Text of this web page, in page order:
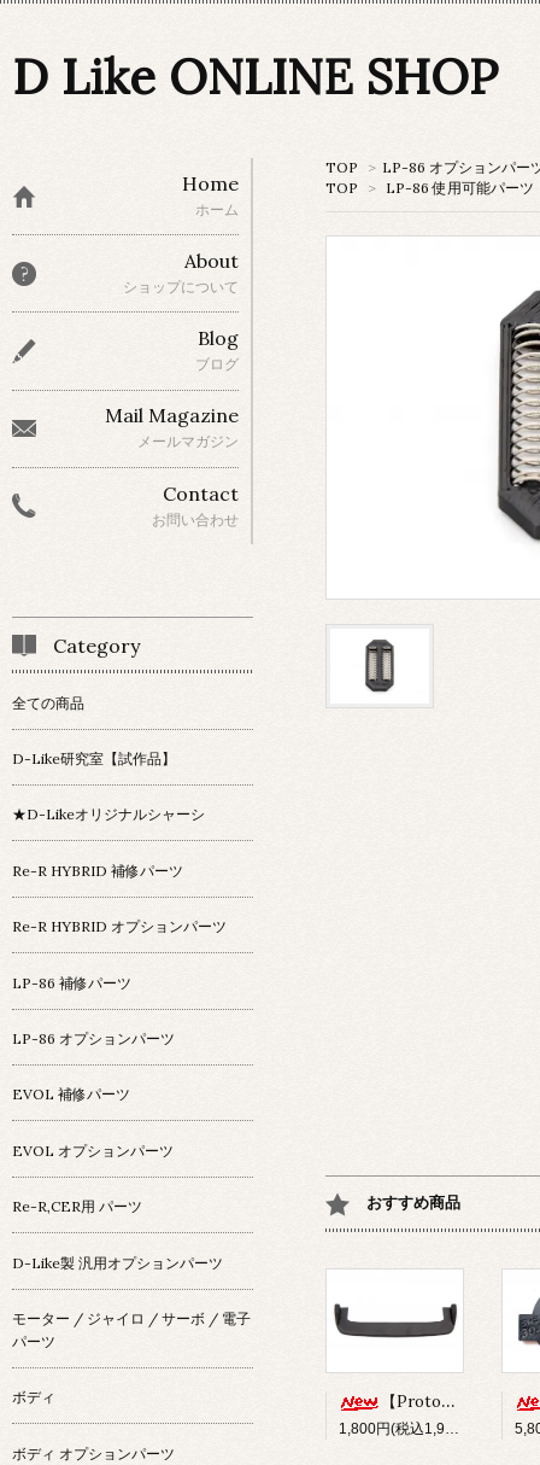
D Like ONLINE SHOP
TOP > LP-86 オプションパー
TOP
> LP-86 使用可能パーツ
おすすめ商品
【Prototype34】フロントディフューザー
1,800円(税込1,980円)
Home
ホーム
About
ショップについて
Blog
ブログ
Mail Magazine
メールマガジン
Contact
お問い合わせ
Category
全ての商品
D-Like研究室【試作品】
★D-Likeオリジナルシャーシ
Re-R HYBRID 補修パーツ
Re-R HYBRID オプションパーツ
LP-86 補修パーツ
LP-86 オプションパーツ
EVOL 補修パーツ
EVOL オプションパーツ
Re-R,CER用 パーツ
D-Like製 汎用オプションパーツ
モーター / ジャイロ / サーボ / 電子
パーツ
ボディ
ボディ オプションパーツ